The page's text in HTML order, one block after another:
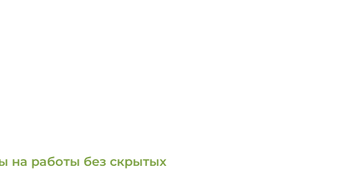
на работы без скрытых